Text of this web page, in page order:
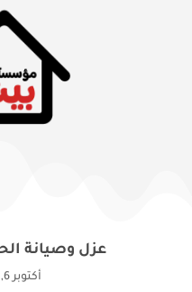
عزل وصيانة
أكتوبر 6, 2025